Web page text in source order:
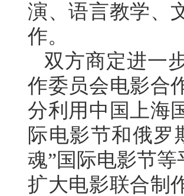
演、语言教学、
作。
双方商定进一
作委员会电影合
分利用中国上海
际电影节和俄罗
魂”国际电影节
扩大电影联合制